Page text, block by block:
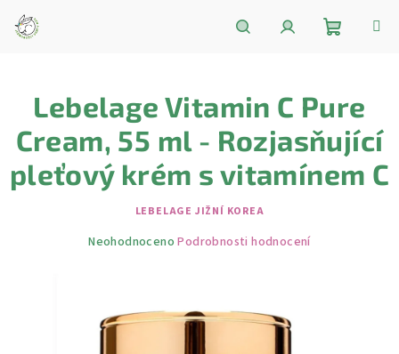
obsah
košík
Lebelage Vitamin C Pure
Cream, 55 ml - Rozjasňující
pleťový krém s vitamínem C
LEBELAGE JIŽNÍ KOREA
Průměrné
Neohodnoceno Podrobnosti hodnocení